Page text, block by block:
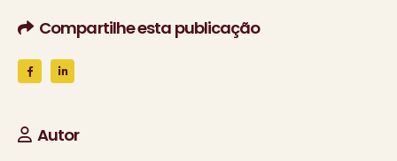
Compartilhe esta publicação
Autor